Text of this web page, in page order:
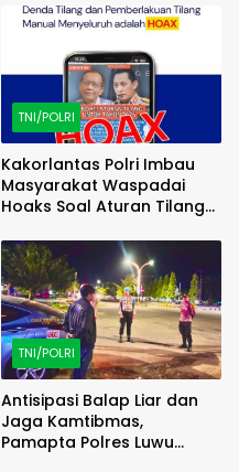
(FAMTRIP) Overland
TNI/POLRI
Kakorlantas Polri Imbau
Masyarakat Waspadai
Hoaks Soal Aturan Tilang
TNI/POLRI
Antisipasi Balap Liar dan
Jaga Kamtibmas,
Pamapta Polres Luwu